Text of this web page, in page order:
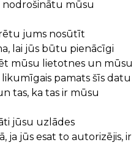
nodrošinātu mūsu
jums nosūtīt
lai jūs būtu pienācīgi
mūsu lietotnes un mūsu
pamats šīs datu
tas, ka tas ir mūsu
jūsu uzlādes
ja jūs esat to autorizējis, ir